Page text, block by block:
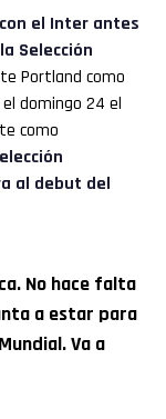
el Inter antes
Selección
Portland como
domingo 24 el
como
al debut del
No hace falta
a estar para
Va a